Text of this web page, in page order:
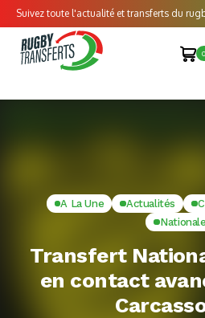
Suivez toute l'actualité et transferts du
0
A La Une Actualités
Nationale
Transfert
en contact